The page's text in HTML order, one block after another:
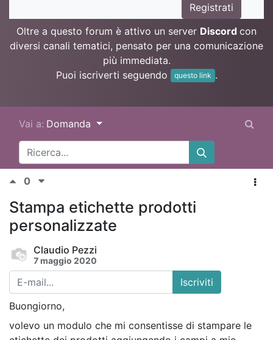
Registrati
Oltre a questo forum è attivo un server Discord con
diversi canali tematici, pensato per una comunicazione
più immediata.
Puoi iscriverti seguendo
questo link .
Vai a: Domanda
0
Stampa etichette prodotti
personalizzate
Claudio Pezzi
7 maggio 2020
Iscriviti
Buongiorno,
volevo un modulo che mi consentisse di stampare le